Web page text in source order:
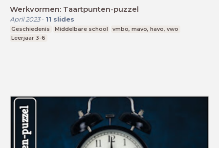
Werkvormen: Taartpunten-puzzel
April 2023- 11 slides
Geschiedenis Middelbare school
vmbo, mavo, havo, vwo
Leerjaar 3-6